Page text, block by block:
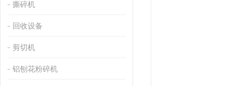
撕碎机
回收设备
剪切机
铝刨花粉碎机